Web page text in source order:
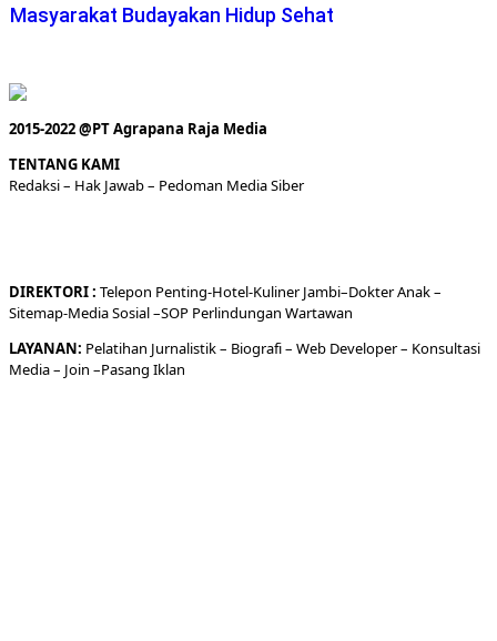
Masyarakat Budayakan Hidup Sehat
2015-2022 @PT Agrapana Raja Media
TENTANG KAMI
Redaksi– Hak Jawab – Pedoman Media Siber
DIREKTORI: Telepon Penting-Hotel-KulinerJambi–DokterAnak –
Sitemap-Media Sosial –SOP Perlindungan Wartawan
LAYANAN: Pelatihan Jurnalistik – Biografi– Web Developer– Konsultasi
Media– Join –Pasang Iklan